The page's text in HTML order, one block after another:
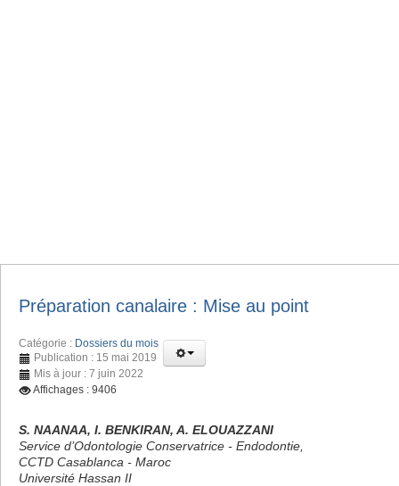
Préparation canalaire : Mise au point
Catégorie : Dossiers du mois
Publication : 15 mai 2019
Mis à jour : 7 juin 2022
Affichages : 9406
S. NAANAA, I. BENKIRAN, A. ELOUAZZANI
Service d’Odontologie Conservatrice - Endodontie,
CCTD Casablanca - Maroc
Université Hassan II